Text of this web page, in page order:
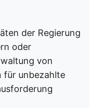
der Regierung
oder
von
für unbezahlte